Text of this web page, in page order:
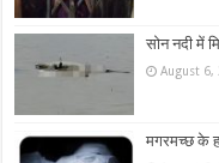
सोन नदी में
August 6,
मगरमच्छ के